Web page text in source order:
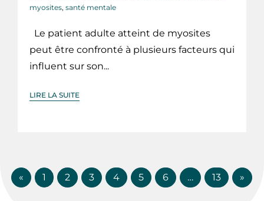
myosites, santé mentale
Le patient adulte atteint de myosites
peut être confronté à plusieurs facteurs qui
influent sur son...
LIRE LA SUITE
« 1 2 3 4 5 6 … 13 »